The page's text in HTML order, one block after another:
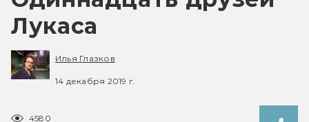
Лукаса
Илья Глазков
14 декабря 2019 г.
4580